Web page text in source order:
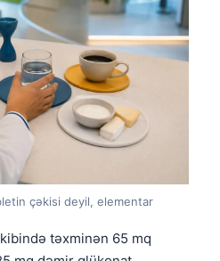
çəkisi deyil, elementar
təxminən 65 mq